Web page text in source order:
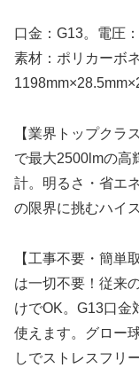
口金：G13。電圧
素材：ポリカーボ
【業界トップクラ
で最大2500lmの高
計。明るさ・省エ
の限界に挑むハイ
【工事不要・簡単
は一切不要！従来
けでOK。G13口金
使えます。グロー
しでストレスフリ